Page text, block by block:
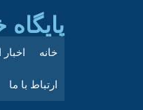
خانه
ارتباط با ما